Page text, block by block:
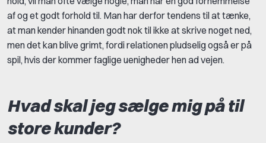
af og et godt forhold til. Man har derfor tendens til at tænke,
at man kender hinanden godt nok til ikke at skrive noget ned,
men det kan blive grimt, fordi relationen pludselig også er på
spil, hvis der kommer faglige uenigheder hen ad vejen.
Hvad skal jeg sælge mig på til
store kunder?